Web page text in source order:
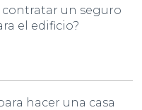
un seguro
el edificio?
hacer una casa